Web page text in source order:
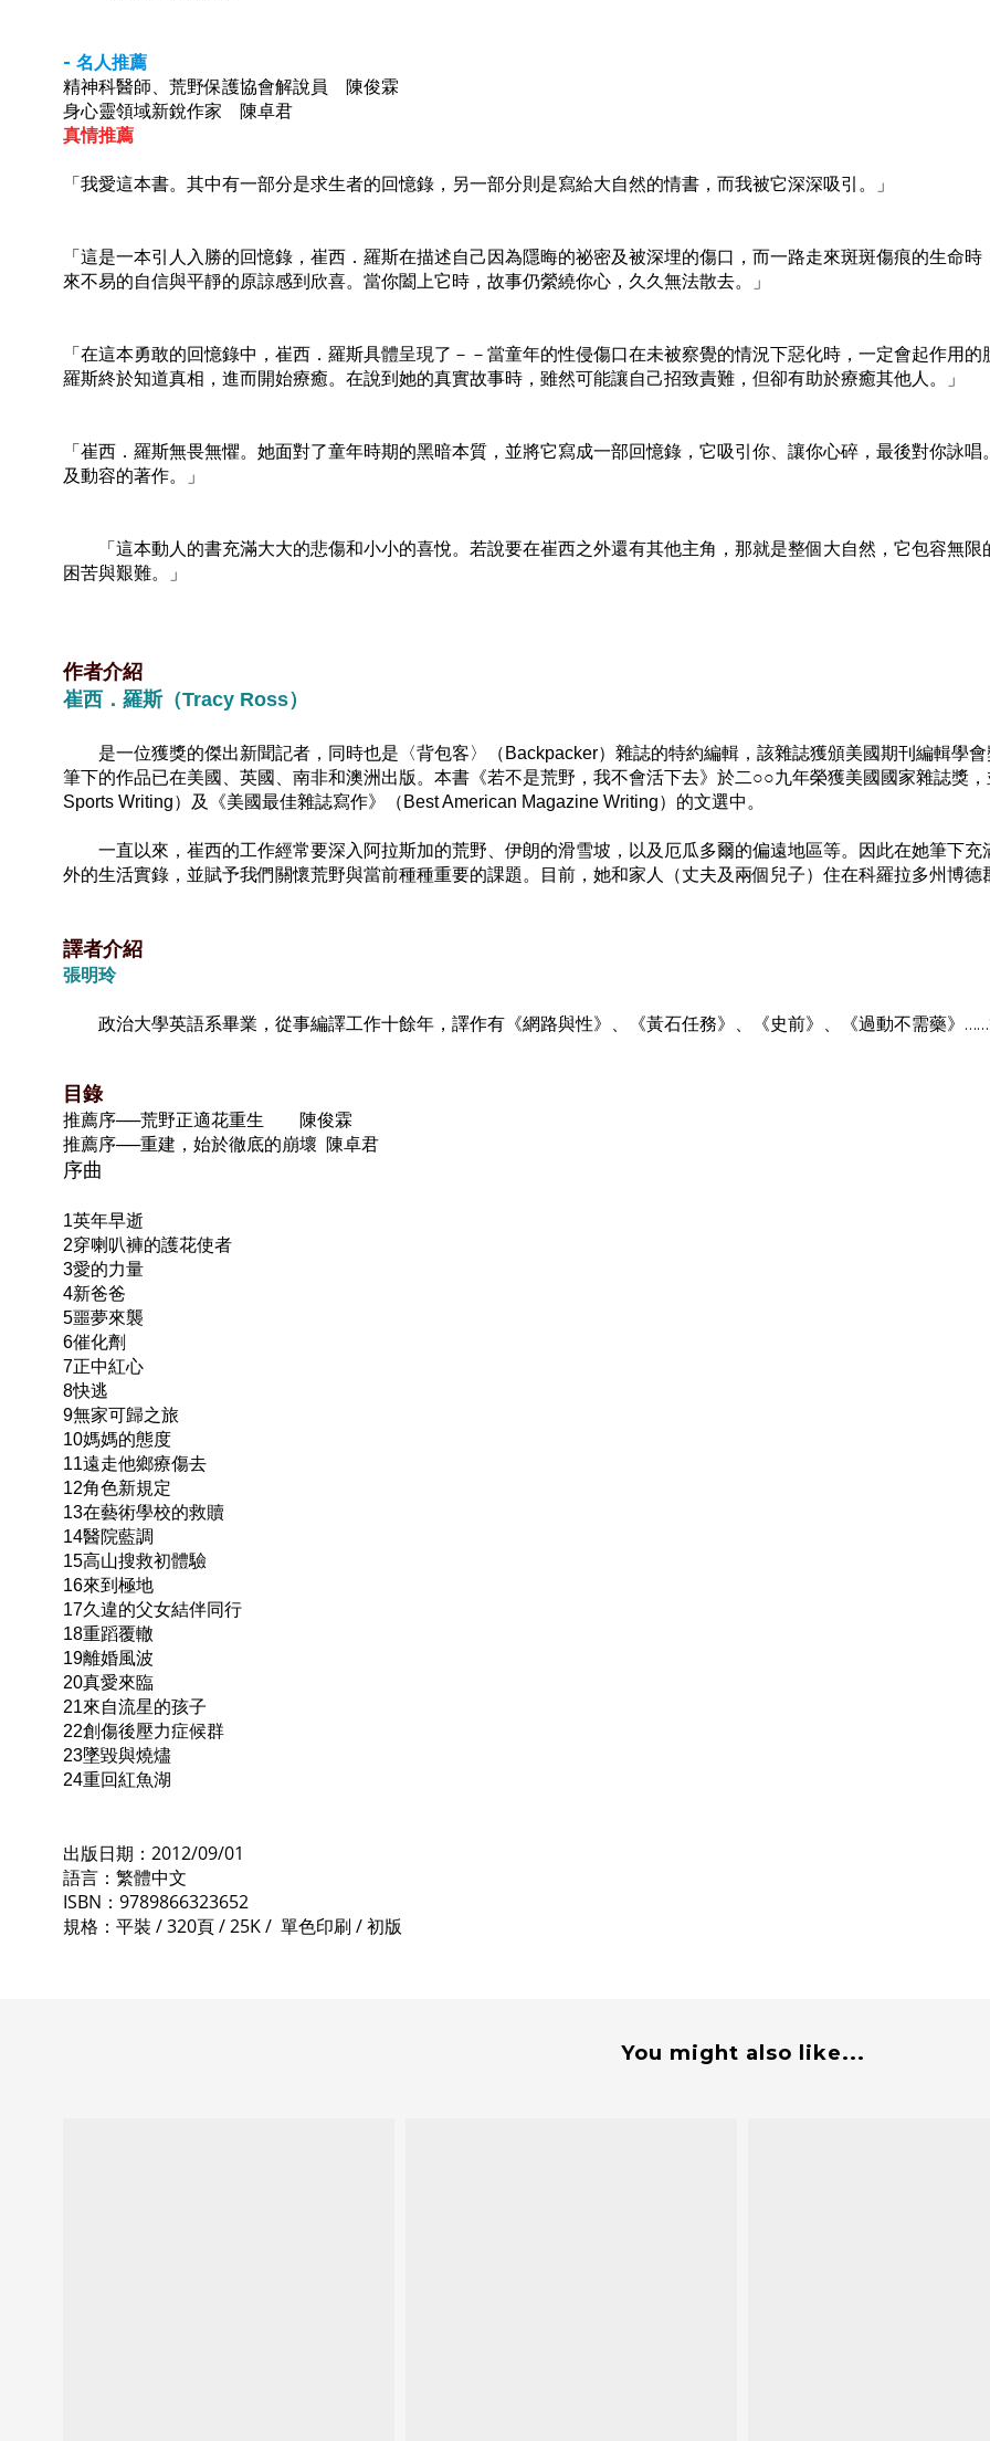
- 名人推薦
精神科醫師、荒野保護協會解說員 陳俊霖
身心靈領域新銳作家 陳卓君
真情推薦
「我愛這本書。其中有一部分是求生者的回憶錄，另一部分則是寫給大自然的情書，而我被它深深吸引。」
「這是一本引人入勝的回憶錄，崔西．羅斯在描述自己因為隱晦的祕密及被深埋的傷口，而一路走來斑斑傷痕的生命
來不易的自信與平靜的原諒感到欣喜。當你闔上它時，故事仍縈繞你心，久久無法散去。」
「在這本勇敢的回憶錄中，崔西．羅斯具體呈現了－－當童年的性侵傷口在未被察覺的情況下惡化時，一定會起作用
羅斯終於知道真相，進而開始療癒。在說到她的真實故事時，雖然可能讓自己招致責難，但卻有助於療癒其他人。」
「崔西．羅斯無畏無懼。她面對了童年時期的黑暗本質，並將它寫成一部回憶錄，它吸引你、讓你心碎，最後對你詠
及動容的著作。」
「這本動人的書充滿大大的悲傷和小小的喜悅。若說要在崔西之外還有其他主角，那就是整個大自然，它包容無限
困苦與艱難。」
作者介紹
崔西．羅斯（Tracy Ross）
是一位獲獎的傑出新聞記者，同時也是〈背包客〉（Backpacker）雜誌的特約編輯，該雜誌獲頒美國期刊編輯學
筆下的作品已在美國、英國、南非和澳洲出版。本書《若不是荒野，我不會活下去》於二○○九年榮獲美國國家雜誌獎
Sports Writing）及《美國最佳雜誌寫作》（Best American Magazine Writing）的文選中。
一直以來，崔西的工作經常要深入阿拉斯加的荒野、伊朗的滑雪坡，以及厄瓜多爾的偏遠地區等。因此在她筆下充
外的生活實錄，並賦予我們關懷荒野與當前種種重要的課題。
目前，她和家人（丈夫及兩個兒子）住在科羅拉多州博
譯者介紹
張明玲
政治大學英語系畢業，從事編譯工作十餘年，譯作有《網路與性》、《黃石任務》、《史前》、《過動不需藥》
目錄
推薦序──荒野正適花重生 陳俊霖
推薦序──重建，始於徹底的崩壞 陳卓君
序曲
1英年早逝
2穿喇叭褲的護花使者
3愛的力量
4新爸爸
5噩夢來襲
6催化劑
7正中紅心
8快逃
9無家可歸之旅
10媽媽的態度
11遠走他鄉療傷去
12角色新規定
13在藝術學校的救贖
14醫院藍調
15高山搜救初體驗
16來到極地
17久違的父女結伴同行
18重蹈覆轍
19離婚風波
20真愛來臨
21來自流星的孩子
22創傷後壓力症候群
23墜毀與燒燼
24重回紅魚湖
出版日期：2012/09/01
語言：繁體中文
ISBN：9789866323652
規格：平裝 / 320頁 / 25K / 單色印刷 / 初版
You might also like...